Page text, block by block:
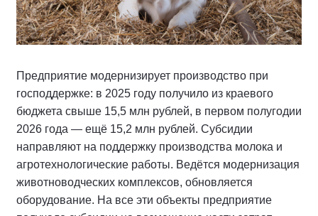
Предприятие модернизирует производство при
господдержке: в 2025 году получило из краевого
бюджета свыше 15,5 млн рублей, в первом полугодии
2026 года — ещё 15,2 млн рублей. Субсидии
направляют на поддержку производства молока и
агротехнологические работы. Ведётся модернизация
животноводческих комплексов, обновляется
оборудование. На все эти объекты предприятие